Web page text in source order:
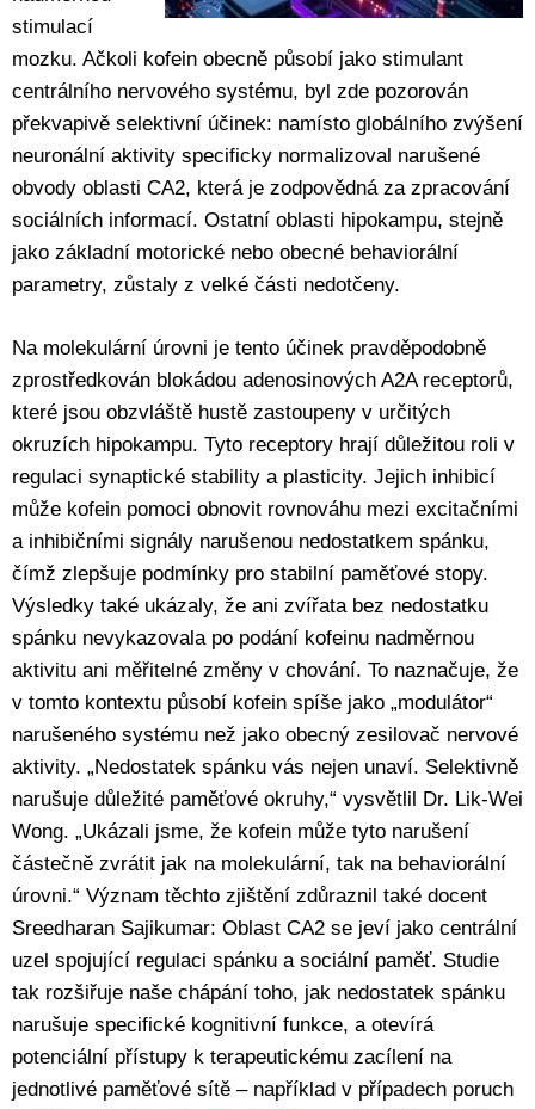
stimulací
mozku. Ačkoli kofein obecně působí jako stimulant
centrálního nervového systému, byl zde pozorován
překvapivě selektivní účinek: namísto globálního zvýšení
neuronální aktivity specificky normalizoval narušené
obvody oblasti CA2, která je zodpovědná za zpracování
sociálních informací. Ostatní oblasti hipokampu, stejně
jako základní motorické nebo obecné behaviorální
parametry, zůstaly z velké části nedotčeny.
Na molekulární úrovni je tento účinek pravděpodobně
zprostředkován blokádou adenosinových A2A receptorů,
které jsou obzvláště hustě zastoupeny v určitých
okruzích hipokampu. Tyto receptory hrají důležitou roli v
regulaci synaptické stability a plasticity. Jejich inhibicí
může kofein pomoci obnovit rovnováhu mezi excitačními
a inhibičními signály narušenou nedostatkem spánku,
čímž zlepšuje podmínky pro stabilní paměťové stopy.
Výsledky také ukázaly, že ani zvířata bez nedostatku
spánku nevykazovala po podání kofeinu nadměrnou
aktivitu ani měřitelné změny v chování. To naznačuje, že
v tomto kontextu působí kofein spíše jako „modulátor“
narušeného systému než jako obecný zesilovač nervové
aktivity. „Nedostatek spánku vás nejen unaví. Selektivně
narušuje důležité paměťové okruhy,“ vysvětlil Dr. Lik-Wei
Wong. „Ukázali jsme, že kofein může tyto narušení
částečně zvrátit jak na molekulární, tak na behaviorální
úrovni.“ Význam těchto zjištění zdůraznil také docent
Sreedharan Sajikumar: Oblast CA2 se jeví jako centrální
uzel spojující regulaci spánku a sociální paměť. Studie
tak rozšiřuje naše chápání toho, jak nedostatek spánku
narušuje specifické kognitivní funkce, a otevírá
potenciální přístupy k terapeutickému zacílení na
jednotlivé paměťové sítě – například v případech poruch